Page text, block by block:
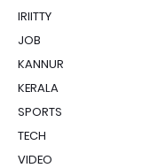
IRIITTY
JOB
KANNUR
KERALA
SPORTS
TECH
VIDEO